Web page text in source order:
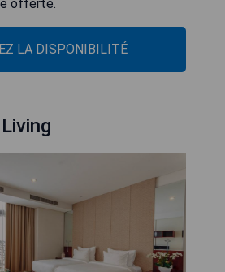
offerte.
LA DISPONIBILITÉ